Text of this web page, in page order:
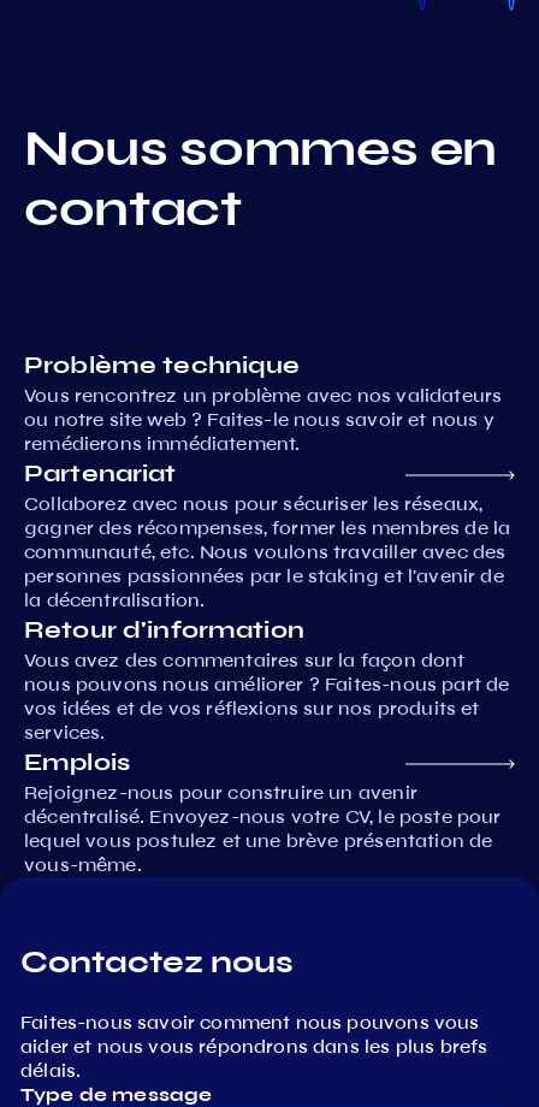
Nous sommes en
contact
Problème technique
Vous rencontrez un problème avec nos validateurs
ou notre site web ? Faites-le nous savoir et nous y
remédierons immédiatement.
Partenariat
Collaborez avec nous pour sécuriser les réseaux,
gagner des récompenses, former les membres de la
communauté, etc. Nous voulons travailler avec des
personnes passionnées par le staking et l'avenir de
la décentralisation.
Retour d'information
Vous avez des commentaires sur la façon dont
nous pouvons nous améliorer ? Faites-nous part de
vos idées et de vos réflexions sur nos produits et
services.
Emplois
Rejoignez-nous pour construire un avenir
décentralisé. Envoyez-nous votre CV, le poste pour
lequel vous postulez et une brève présentation de
vous-même.
Contactez nous
Faites-nous savoir comment nous pouvons vous
aider et nous vous répondrons dans les plus brefs
délais.
Type de message